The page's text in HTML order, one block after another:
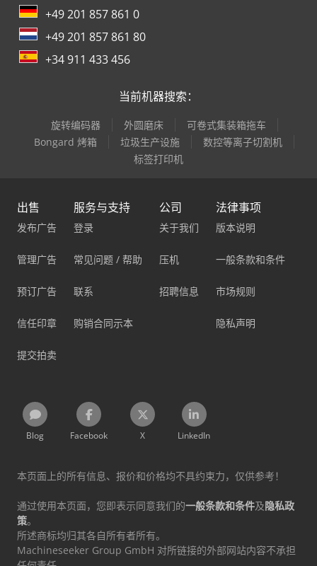
+49 201 857 861 0
+49 201 857 861 80
+34 911 433 456
当前机器搜索：
旋转编码器 外圆磨床
可卷式集装箱拖车
Bongard 烤箱
垃圾生产设施
数控等离子切割机
标签打印机
出售
发布广告
管理广告
预订广告
信任印章
提交拍卖
服务与支持
登录
常见问题 / 帮助
联系
购销合同示本
公司
关于我们
压机
招聘信息
法律事项
版本说明
一般条款和条件
市场规则
隐私声明
Blog Facebook X LinkedIn
本页面上的所有信息、报价和价格均不具约束力，仅供参考！
通过使用本页面，您即表示同意我们的一般条款和条件及隐私政
策。
所述商标均归其各自所有者所有。
Machineseeker Group GmbH 对所链接的外部网站内容不承担